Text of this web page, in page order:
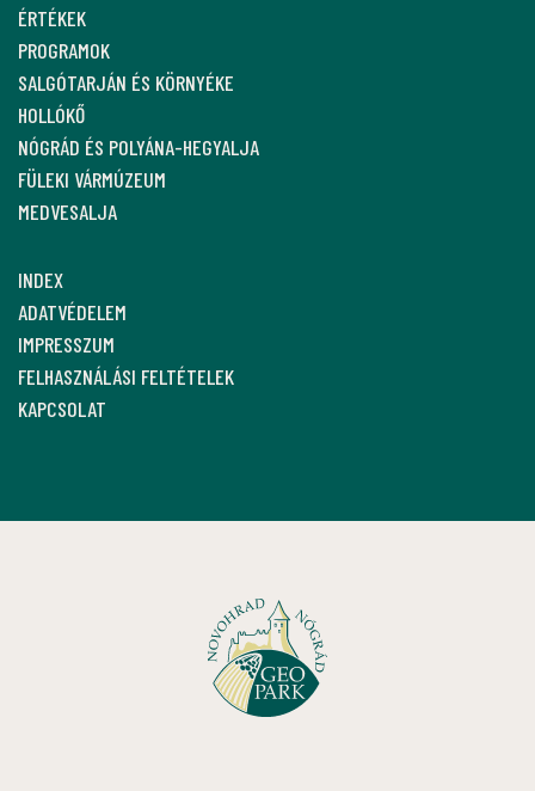
ÉRTÉKEK
PROGRAMOK
SALGÓTARJÁN ÉS KÖRNYÉKE
HOLLÓKŐ
NÓGRÁD ÉS POLYÁNA-HEGYALJA
FÜLEKI VÁRMÚZEUM
MEDVESALJA
INDEX
ADATVÉDELEM
IMPRESSZUM
FELHASZNÁLÁSI FELTÉTELEK
KAPCSOLAT